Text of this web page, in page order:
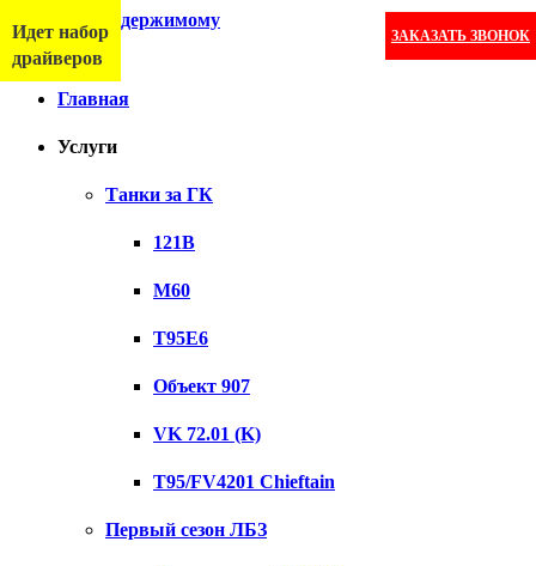
Перейти к содержимому
ЗАКАЗАТЬ ЗВОНОК
Меню
Главная
Услуги
Танки за ГК
121B
M60
T95E6
Объект 907
VK 72.01 (K)
T95/FV4201 Chieftain
Первый сезон ЛБЗ
Идет набор
драйверов